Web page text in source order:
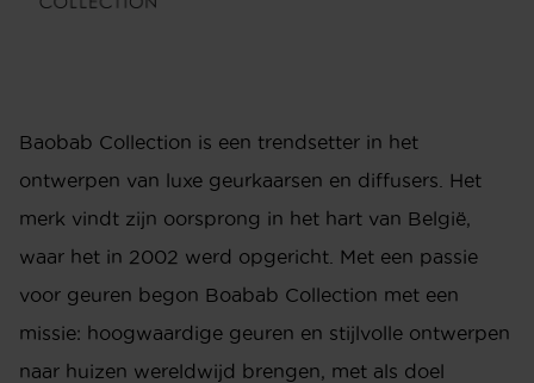
Baobab Collection is een trendsetter in het
ontwerpen van luxe geurkaarsen en diffusers. Het
merk vindt zijn oorsprong in het hart van België,
waar het in 2002 werd opgericht. Met een passie
voor geuren begon Boabab Collection met een
missie: hoogwaardige geuren en stijlvolle ontwerpen
naar huizen wereldwijd brengen, met als doel